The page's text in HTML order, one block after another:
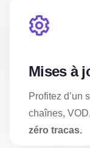
Mises à
Profitez d’un
chaînes,
zéro tracas.